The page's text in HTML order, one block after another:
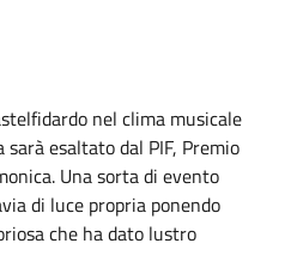
nel clima musicale
esaltato dal PIF, Premio
Una sorta di evento
di luce propria ponendo
che ha dato lustro